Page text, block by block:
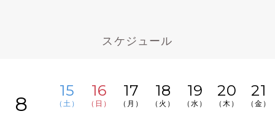
スケジュール
8
15
（土）
16
（日）
17
（月）
18
（火）
19
（水）
20
（木）
21
（金）